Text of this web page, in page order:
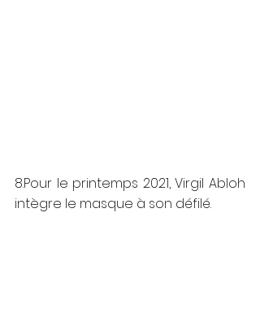
8.Pour le printemps 2021, Virgil Abloh
intègre le masque à son défilé.